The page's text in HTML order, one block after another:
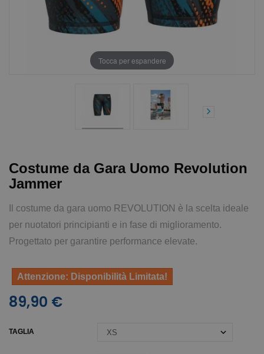
Tocca per espandere
Costume da Gara Uomo Revolution
Jammer
Il costume da gara uomo REVOLUTION è la scelta ideale
per nuotatori principianti e in fase di miglioramento.
Progettato per garantire performance elevate.
Attenzione: Disponibilità Limitata!
89,90 €
TAGLIA